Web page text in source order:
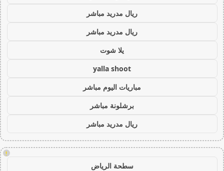
ريال مدريد مباشر
ريال مدريد مباشر
يلا شوت
yalla shoot
مباريات اليوم مباشر
برشلونة مباشر
ريال مدريد مباشر
!
سطحة الرياض